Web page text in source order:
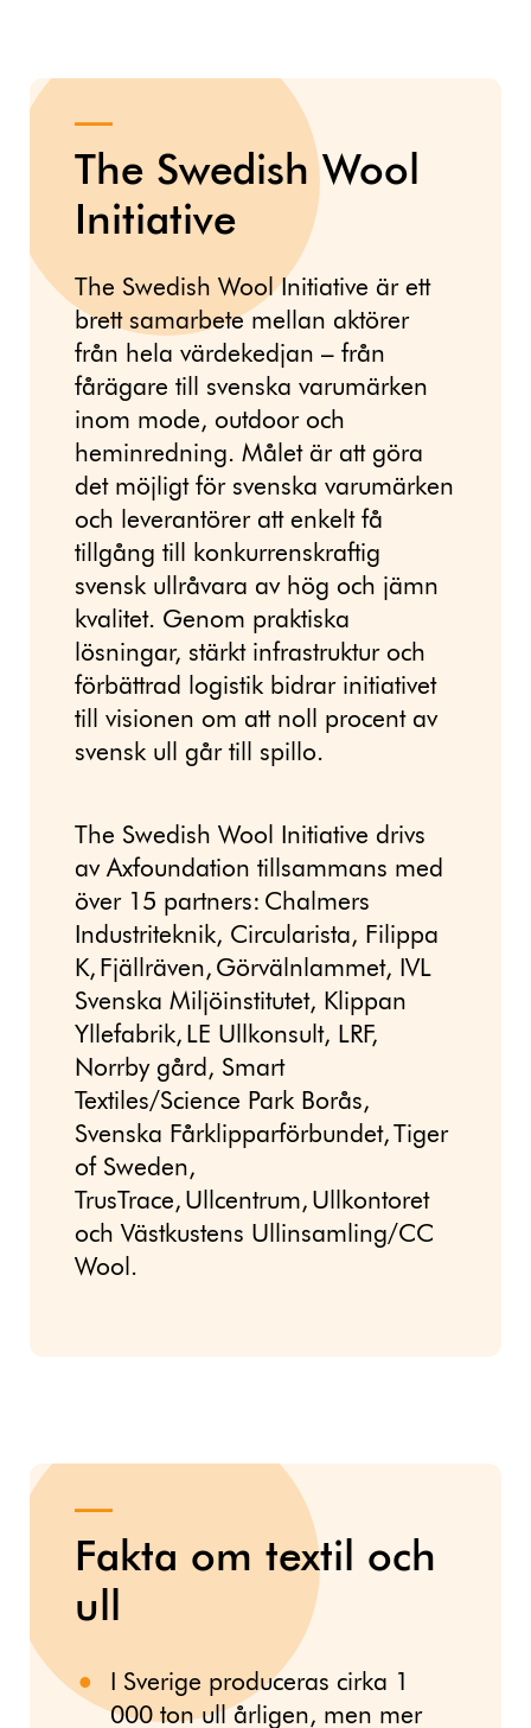
The Swedish Wool
Initiative
The Swedish Wool Initiative är ett
brett samarbete mellan aktörer
från hela värdekedjan – från
fårägare till svenska varumärken
inom mode, outdoor och
heminredning. Målet är att göra
det möjligt för svenska varumärken
och leverantörer att enkelt få
tillgång till konkurrenskraftig
svensk ullråvara av hög och jämn
kvalitet. Genom praktiska
lösningar, stärkt infrastruktur och
förbättrad logistik bidrar initiativet
till visionen om att noll procent av
svensk ull går till spillo.
The Swedish Wool Initiative drivs
av Axfoundation tillsammans med
över 15 partners: Chalmers
Industriteknik, Circularista, Filippa
K, Fjällräven, Görvälnlammet, IVL
Svenska Miljöinstitutet, Klippan
Yllefabrik, LE Ullkonsult, LRF,
Norrby gård, Smart
Textiles/Science Park Borås,
Svenska Fårklipparförbundet, Tiger
of Sweden,
TrusTrace, Ullcentrum, Ullkontoret
och Västkustens Ullinsamling/CC
Wool.
Fakta om textil och
ull
I Sverige produceras cirka 1
000 ton ull årligen, men mer